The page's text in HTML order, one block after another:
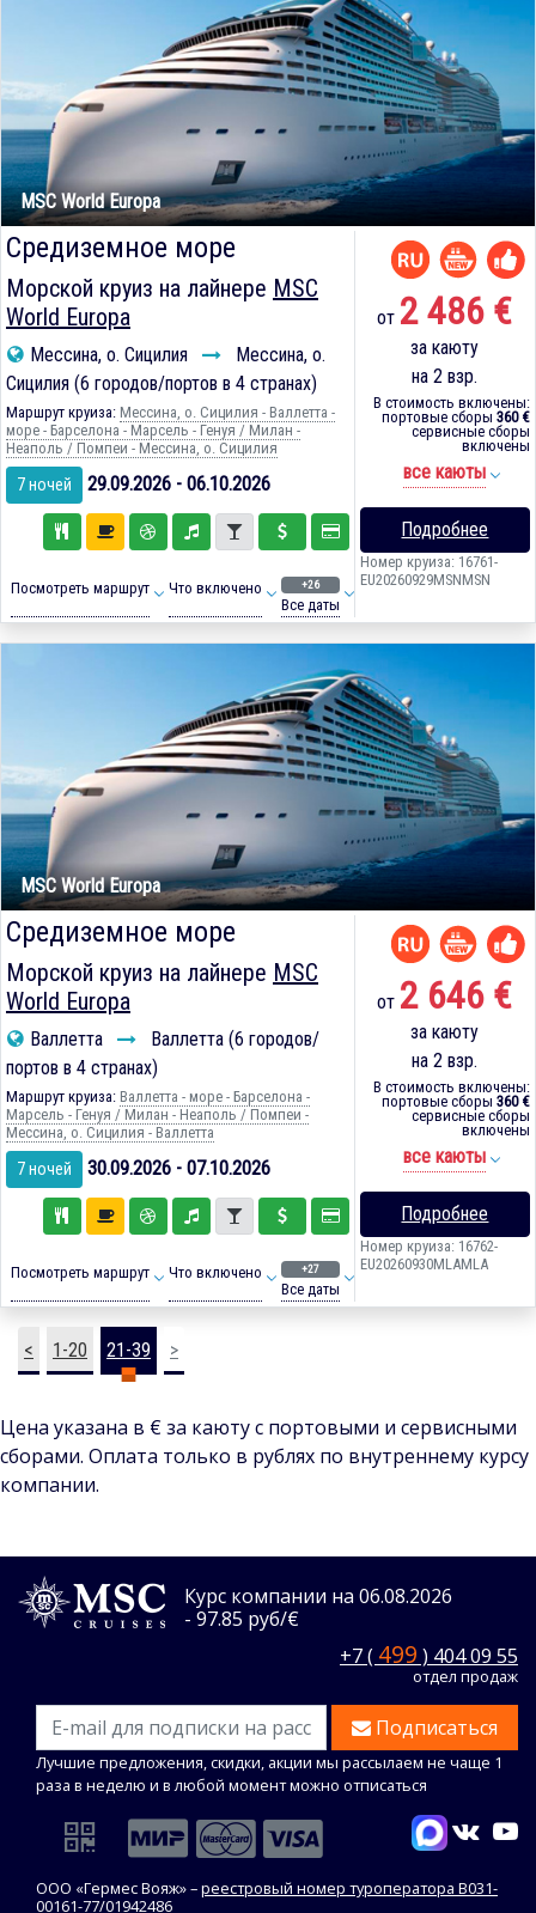
MSC World Europa
Средиземное море
Морской круиз на лайнере MSC
World Europa
Мессина, о. Сицилия
Мессина, о.
Сицилия (6 городов/портов в 4 странах)
Маршрут круиза: Мессина, о. Сицилия - Валлетта -
море - Барселона - Марсель - Генуя / Милан -
Неаполь / Помпеи - Мессина, о. Сицилия
7 ночей 29.09.2026 - 06.10.2026
Посмотреть маршрут Что включено +26
Все даты
от 2 486 €
за каюту
на 2 взр.
В стоимость включены:
портовые сборы 360 €
сервисные сборы
включены
все каюты
Подробнее
Номер круиза: 16761-
EU20260929MSNMSN
MSC World Europa
Средиземное море
Морской круиз на лайнере MSC
World Europa
Валлетта
Валлетта (6 городов/
портов в 4 странах)
Маршрут круиза: Валлетта - море - Барселона -
Марсель - Генуя / Милан - Неаполь / Помпеи -
Мессина, о. Сицилия - Валлетта
7 ночей 30.09.2026 - 07.10.2026
Посмотреть маршрут Что включено +27
Все даты
от 2 646 €
за каюту
на 2 взр.
В стоимость включены:
портовые сборы 360 €
сервисные сборы
включены
все каюты
Подробнее
Номер круиза: 16762-
EU20260930MLAMLA
< 1-20 21-39 >
Цена указана в € за каюту с портовыми и сервисными
сборами. Оплата только в рублях по внутреннему курсу
компании.
Курс компании на 06.08.2026
- 97.85 руб/€
+7 ( 499 ) 404 09 55
отдел продаж
Подписаться
Лучшие предложения, скидки, акции мы рассылаем не чаще 1
раза в неделю и в любой момент можно отписаться
ООО «Гермес Вояж» –реестровый номер туроператора В031-
00161-77/01942486